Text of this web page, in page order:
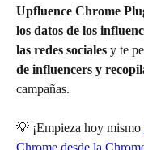
Upfluence Chrome
los datos de los
las redes sociales y te
de influencers y
campañas.
💡 ¡Empieza hoy mismo